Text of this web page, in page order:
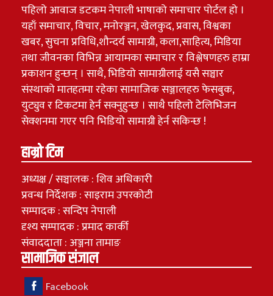
पहिलो आवाज डटकम नेपाली भाषाको समाचार पोर्टल हो ।
यहाँ समाचार, विचार, मनोरञ्जन, खेलकुद, प्रवास, विश्वका
खबर, सुचना प्रविधि,शौन्दर्य सामाग्री, कला,साहित्य, मिडिया
तथा जीवनका विभिन्न आयामका समाचार र विश्लेषणहरु हाम्रा
प्रकाशन हुन्छन् । साथै, भिडियो सामाग्रीलाई यसै सञ्चार
संस्थाको मातहतमा रहेका सामाजिक सञ्जालहरु फेसबुक,
युट्युव र टिकटमा हेर्न सक्नुहुन्छ । साथै पहिलो टेेलिभिजन
सेक्शनमा गएर पनि भिडियो सामाग्री हेर्न सकिन्छ !
हाम्रो टिम
अध्यक्ष / सञ्चालक : शिव अधिकारी
प्रवन्ध निर्देशक : साइराम उपरकोटी
सम्पादक : सन्दिप नेपाली
दृश्य सम्पादक : प्रमाद कार्की
संवाददाता : अञ्जना तामाङ
सामाजिक संजाल
Facebook